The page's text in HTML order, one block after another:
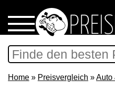
Home
Download
Home » Preisvergleich »Auto